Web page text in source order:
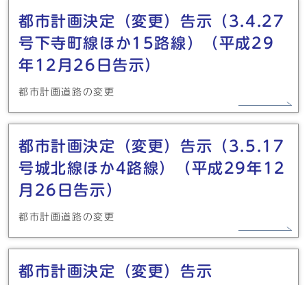
都市計画決定（変更）告示（3.4.27
号下寺町線ほか15路線）（平成29
年12月26日告示）
都市計画道路の変更
都市計画決定（変更）告示（3.5.17
号城北線ほか4路線）（平成29年12
月26日告示）
都市計画道路の変更
都市計画決定（変更）告示